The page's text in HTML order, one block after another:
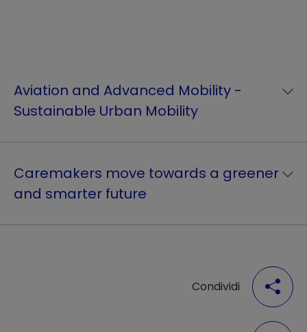
Aviation and Advanced Mobility -
Sustainable Urban Mobility
Caremakers move towards a greener
and smarter future
Condividi